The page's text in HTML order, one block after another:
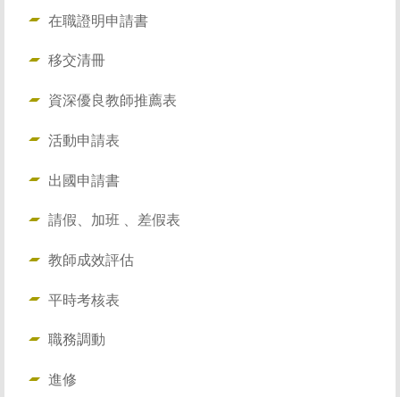
在職證明申請書
移交清冊
資深優良教師推薦表
活動申請表
出國申請書
請假、加班 、差假表
教師成效評估
平時考核表
職務調動
進修